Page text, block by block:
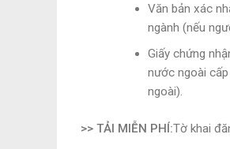
Văn bản xác
ngành (nếu
Giấy chứng
nước ngoài
ngoài).
>> TẢI MIỄN PHÍ:Tờ khai